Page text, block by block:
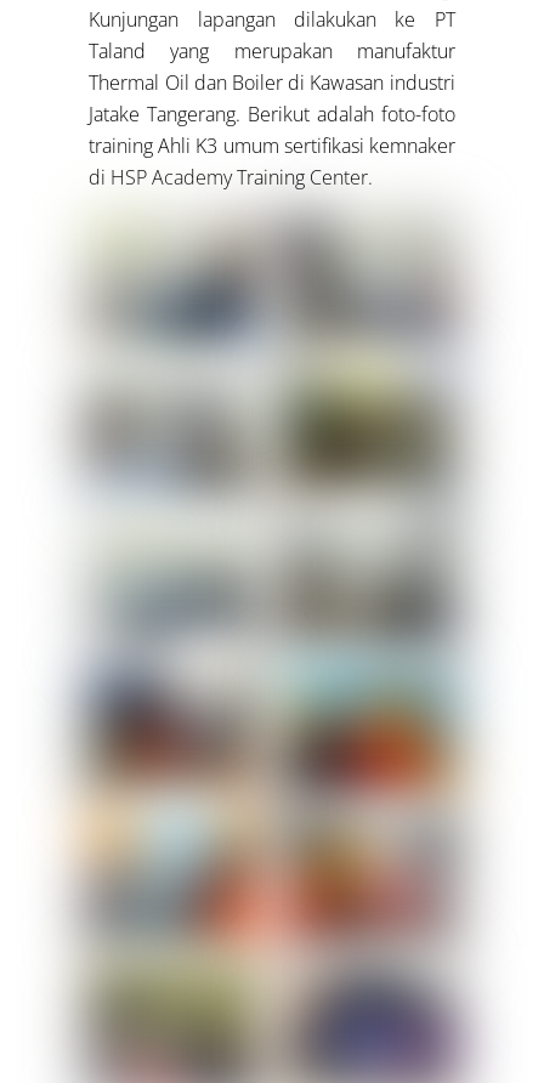
Kunjungan lapangan dilakukan ke PT
Taland yang merupakan manufaktur
Thermal Oil dan Boiler di Kawasan industri
Jatake Tangerang. Berikut adalah foto-foto
training Ahli K3 umum sertifikasi kemnaker
di HSP Academy Training Center.